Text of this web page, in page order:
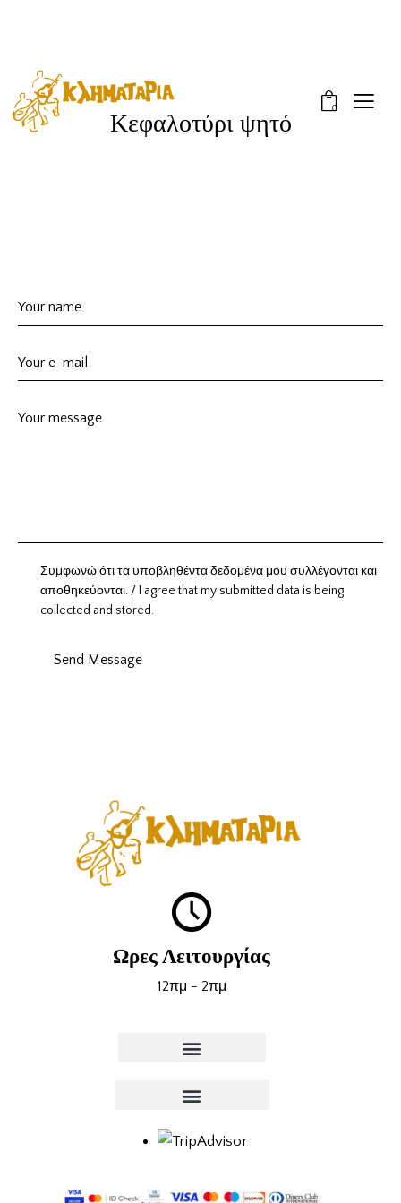
0
Κεφαλοτύρι ψητό
Συμφωνώ ότι τα υποβληθέντα δεδομένα μου συλλέγονται και
αποθηκεύονται. / I agree that my submitted data is being
collected and stored.
Send Message
Ωρες Λειτουργίας
12πμ - 2πμ